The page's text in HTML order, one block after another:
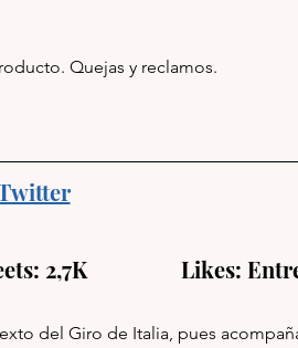
Quejas y reclamos.
2,7K                 Likes:
del Giro de Italia, pues